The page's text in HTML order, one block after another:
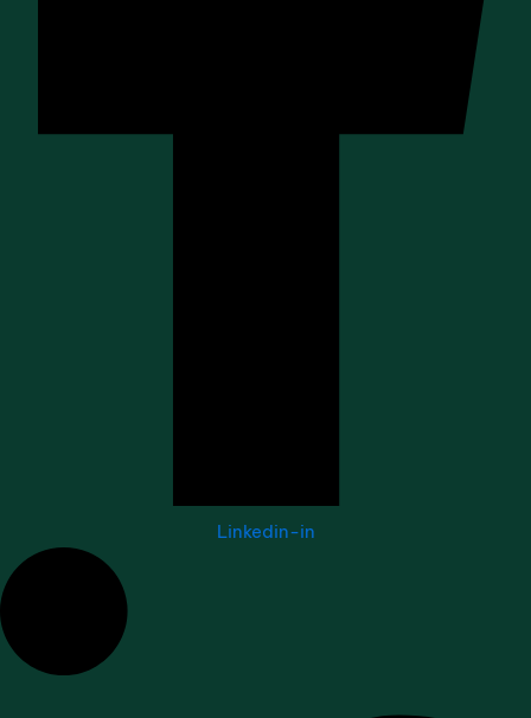
Linkedin-in